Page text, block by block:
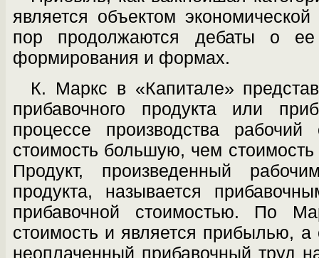
является объектом
пор продолжаются дебаты о ее
формирования и формах.
К. Маркс в «Капитале»
при­бавочного продукта или
процессе производства
стоимость большую, чем стоимость
Продукт, произведенный
продукта, называется
прибавочной стоимостью. По
стоимость и является прибылью, а
неоплаченный прибавочный труд